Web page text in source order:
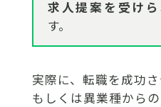
求人提案を受け
す。
実際に、転職を成功
もしくは異業種から